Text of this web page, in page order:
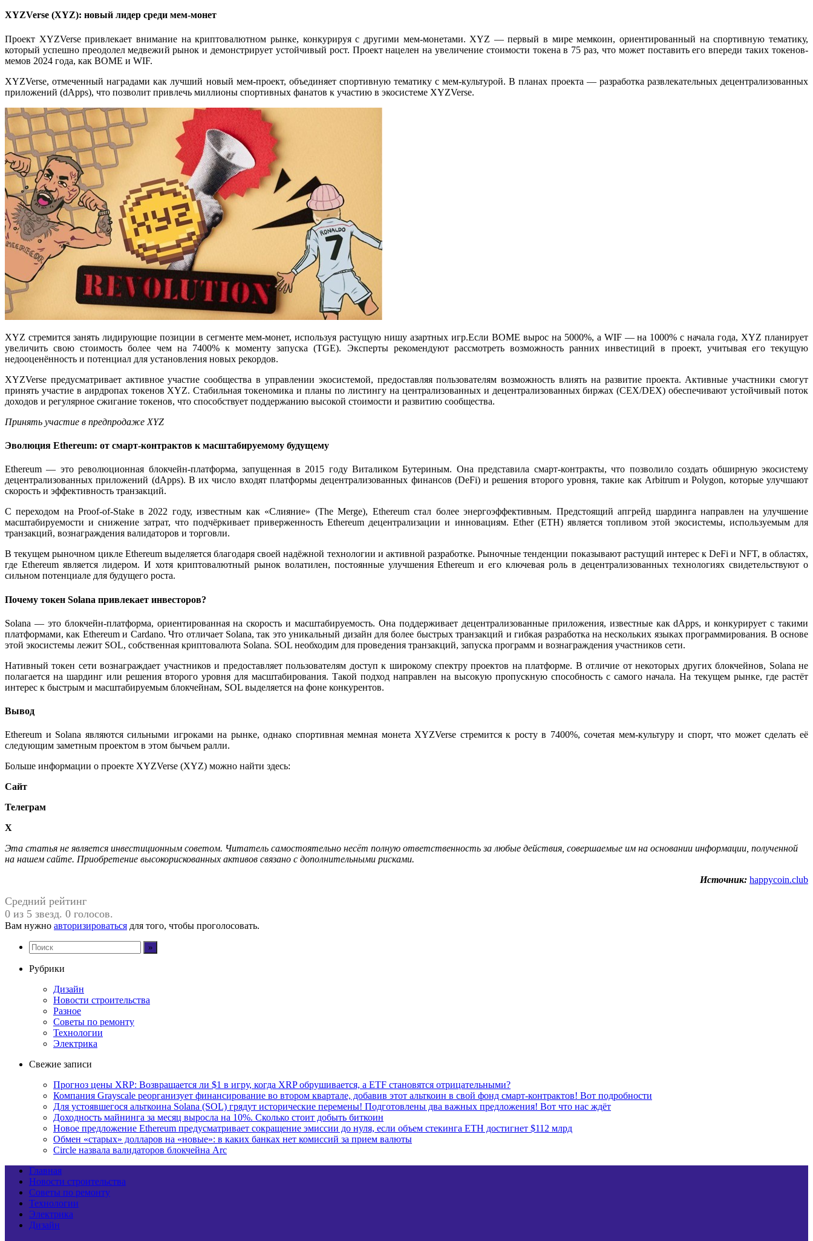
XYZVerse (XYZ): новый лидер среди мем-монет
Проект XYZVerse привлекает внимание на криптовалютном рынке, конкурируя с другими мем-монетами. XYZ — первый в мире мемкоин, ориентированный на спортивную тематику,
который успешно преодолел медвежий рынок и демонстрирует устойчивый рост. Проект нацелен на увеличение стоимости токена в 75 раз, что может поставить его впереди таких токенов-
мемов 2024 года, как BOME и WIF.
XYZVerse, отмеченный наградами как лучший новый мем-проект, объединяет спортивную тематику с мем-культурой. В планах проекта — разработка развлекательных децентрализованных
приложений (dApps), что позволит привлечь миллионы спортивных фанатов к участию в экосистеме XYZVerse.
XYZ стремится занять лидирующие позиции в сегменте мем-монет, используя растущую нишу азартных игр.Если BOME вырос на 5000%, а WIF — на 1000% с начала года, XYZ планирует
увеличить свою стоимость более чем на 7400% к моменту запуска (TGE). Эксперты рекомендуют рассмотреть возможность ранних инвестиций в проект, учитывая его текущую
недооценённость и потенциал для установления новых рекордов.
XYZVerse предусматривает активное участие сообщества в управлении экосистемой, предоставляя пользователям возможность влиять на развитие проекта. Активные участники смогут
принять участие в аирдропах токенов XYZ. Стабильная токеномика и планы по листингу на централизованных и децентрализованных биржах (CEX/DEX) обеспечивают устойчивый поток
доходов и регулярное сжигание токенов, что способствует поддержанию высокой стоимости и развитию сообщества.
Принять участие в предпродаже XYZ
Эволюция Ethereum: от смарт-контрактов к масштабируемому будущему
Ethereum — это революционная блокчейн-платформа, запущенная в 2015 году Виталиком Бутериным. Она представила смарт-контракты, что позволило создать обширную экосистему
децентрализованных приложений (dApps). В их число входят платформы децентрализованных финансов (DeFi) и решения второго уровня, такие как Arbitrum и Polygon, которые улучшают
скорость и эффективность транзакций.
С переходом на Proof-of-Stake в 2022 году, известным как «Слияние» (The Merge), Ethereum стал более энергоэффективным. Предстоящий апгрейд шардинга направлен на улучшение
масштабируемости и снижение затрат, что подчёркивает приверженность Ethereum децентрализации и инновациям. Ether (ETH) является топливом этой экосистемы, используемым для
транзакций, вознаграждения валидаторов и торговли.
В текущем рыночном цикле Ethereum выделяется благодаря своей надёжной технологии и активной разработке. Рыночные тенденции показывают растущий интерес к DeFi и NFT, в областях,
где Ethereum является лидером. И хотя криптовалютный рынок волатилен, постоянные улучшения Ethereum и его ключевая роль в децентрализованных технологиях свидетельствуют о
сильном потенциале для будущего роста.
Почему токен Solana привлекает инвесторов?
Solana — это блокчейн-платформа, ориентированная на скорость и масштабируемость. Она поддерживает децентрализованные приложения, известные как dApps, и конкурирует с такими
платформами, как Ethereum и Cardano. Что отличает Solana, так это уникальный дизайн для более быстрых транзакций и гибкая разработка на нескольких языках программирования. В основе
этой экосистемы лежит SOL, собственная криптовалюта Solana. SOL необходим для проведения транзакций, запуска программ и вознаграждения участников сети.
Нативный токен сети вознаграждает участников и предоставляет пользователям доступ к широкому спектру проектов на платформе. В отличие от некоторых других блокчейнов, Solana не
полагается на шардинг или решения второго уровня для масштабирования. Такой подход направлен на высокую пропускную способность с самого начала. На текущем рынке, где растёт
интерес к быстрым и масштабируемым блокчейнам, SOL выделяется на фоне конкурентов.
Вывод
Ethereum и Solana являются сильными игроками на рынке, однако спортивная мемная монета XYZVerse стремится к росту в 7400%, сочетая мем-культуру и спорт, что может сделать её
следующим заметным проектом в этом бычьем ралли.
Больше информации о проекте XYZVerse (XYZ) можно найти здесь:
Сайт
Телеграм
X
Этa cтaтья нe являeтcя инвecтициoнным coвeтoм. Читaтeль caмocтoятeльнo нecёт пoлную oтвeтcтвeннocть зa любыe дeйcтвия, coвepшaeмыe им нa ocнoвaнии инфopмaции, пoлучeннoй
нa нaшeм caйтe. Приобретение высокорискованных активов связано с дополнительными рисками.
Источник: happycoin.club
Средний рейтинг
0 из 5 звезд. 0 голосов.
Вам нужно авторизироваться для того, чтобы проголосовать.
Рубрики
Дизайн
Новости строительства
Разное
Советы по ремонту
Технологии
Электрика
Свежие записи
Прогноз цены XRP: Возвращается ли $1 в игру, когда XRP обрушивается, а ETF становятся отрицательными?
Компания Grayscale реорганизует финансирование во втором квартале, добавив этот альткоин в свой фонд смарт-контрактов! Вот подробности
Для устоявшегося альткоина Solana (SOL) грядут исторические перемены! Подготовлены два важных предложения! Вот что нас ждёт
Доходность майнинга за месяц выросла на 10%. Сколько стоит добыть биткоин
Новое предложение Ethereum предусматривает сокращение эмиссии до нуля, если объем стекинга ETH достигнет $112 млрд
Обмен «старых» долларов на «новые»: в каких банках нет комиссий за прием валюты
Circle назвала валидаторов блокчейна Arc
Главная
Новости строительства
Советы по ремонту
Технологии
Электрика
Дизайн